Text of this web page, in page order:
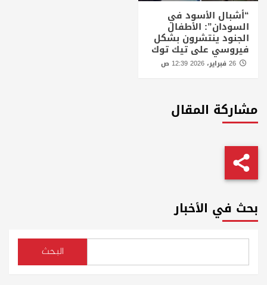
“أشبال الأسود في
السودان”: الأطفال
الجنود ينتشرون بشكل
فيروسي على تيك توك
مشاركة المقال
بحث في الأخبار
البحث